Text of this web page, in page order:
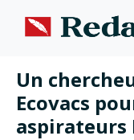
Un
Ecovacs
aspirateurs